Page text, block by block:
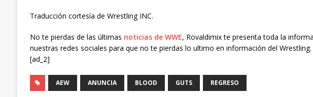
Traducción cortesía de Wrestling INC.
No te pierdas de las últimas noticias de WWE, Rovaldimix te presenta toda la
nuestras redes sociales para que no te pierdas lo ultimo en información del Wrestling.
[ad_2]
AEW ANUNCIA BLOOD GUTS REGRESO